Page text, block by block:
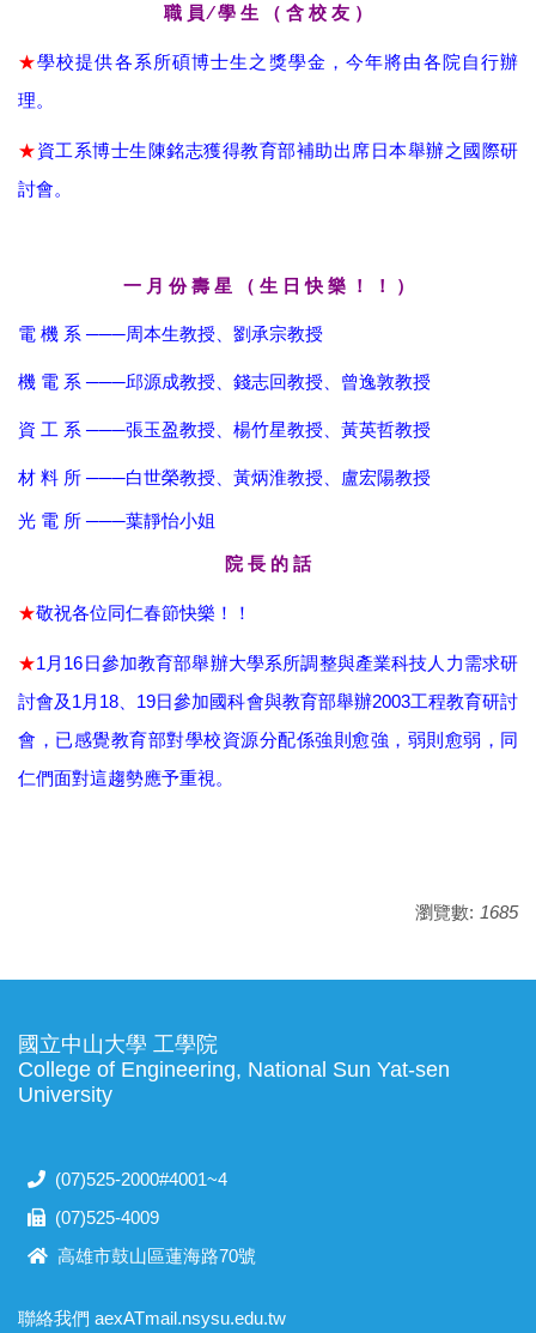
職 員 ∕ 學 生 （ 含 校 友 ）
★學校提供各系所碩博士生之獎學金，今年將由各院自行辦
理。
★資工系博士生陳銘志獲得教育部補助出席日本舉辦之國際研
討會。
一 月 份 壽 星 （ 生 日 快 樂 ！ ！ ）
電 機 系 ───周本生教授、劉承宗教授
機 電 系 ───邱源成教授、錢志回教授、曾逸敦教授
資 工 系 ───張玉盈教授、楊竹星教授、黃英哲教授
材 料 所 ───白世榮教授、黃炳淮教授、盧宏陽教授
光 電 所 ───葉靜怡小姐
院 長 的 話
★敬祝各位同仁春節快樂！！
★1 月 16日參加教育部舉辦大學系所調整與產業科技人力需求研
討會及 1 月 18 19日參加國科會與教育部舉辦2003工程教育研討
會，已感覺教育部對學校資源分配係強則愈強，弱則愈弱，同
仁們面對這趨勢應予重視。
瀏覽數: 1685
國立中山大學 工學院
College of Engineering, National Sun Yat-sen
University
(07)525-2000#4001~4
(07)525-4009
高雄市鼓山區蓮海路70號
聯絡我們 aexATmail.nsysu.edu.tw